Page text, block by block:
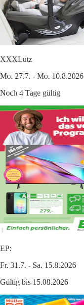
XXXLutz
Mo. 27.7. - Mo. 10.8.2026
Noch 4 Tage gültig
EP:
Fr. 31.7. - Sa. 15.8.2026
Gültig bis 15.08.2026